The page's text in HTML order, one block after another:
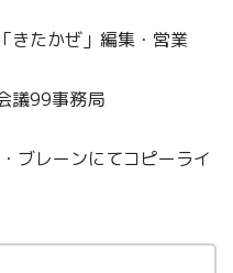
たかぜ」編集・営業
議99事務局
ブレーンにてコピーライ